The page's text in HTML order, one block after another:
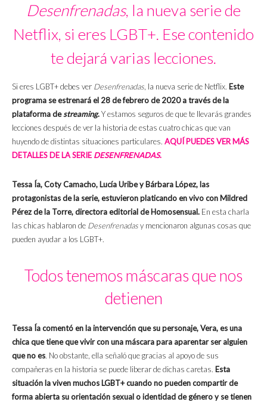
Desenfrenadas, la nueva serie de
Netflix, si eres LGBT+. Ese contenido
te dejará varias lecciones.
Si eres LGBT+ debes ver Desenfrenadas, la nueva serie de Netflix. Este
programa se estrenará el 28 de febrero de 2020 a través de la
plataforma destreaming.Y estamos seguros de que te llevarás grandes
lecciones después de ver la historia de estas cuatro chicas que van
huyendo de distintas situaciones particulares. AQUÍ PUEDES VER MÁS
DETALLES DE LA SERIE DESENFRENADAS.
Tessa Ía, Coty Camacho, Lucía Uribe y Bárbara López, las
protagonistas de la serie, estuvieron platicando en vivo con Mildred
Pérez de la Torre, directora editorial de Homosensual. En esta charla
las chicas hablaron de Desenfrenadasy mencionaron algunas cosas que
pueden ayudar a los LGBT+.
Todos tenemos máscaras que nos
detienen
Tessa Ía comentó en la intervención que su personaje, Vera, es una
chica que tiene que vivir con una máscara para aparentar ser alguien
que no es. No obstante, ella señaló que gracias al apoyo de sus
compañeras en la historia se puede liberar de dichas caretas. Esta
situación la viven muchos LGBT+ cuando no pueden compartir de
forma abierta su orientación sexual o identidad de género y se tienen